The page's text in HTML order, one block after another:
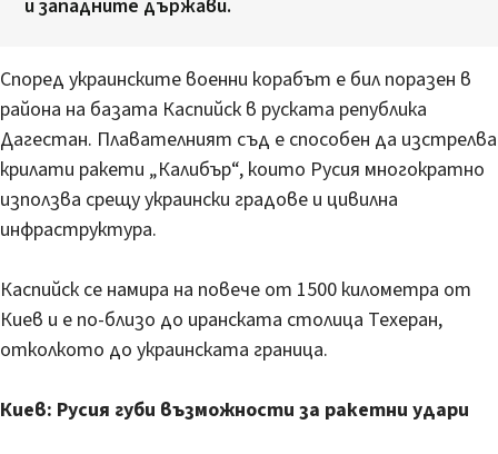
и западните държави.
Според украинските военни корабът е бил поразен в
района на базата Каспийск в руската република
Дагестан. Плавателният съд е способен да изстрелва
крилати ракети „Калибър“, които Русия многократно
използва срещу украински градове и цивилна
инфраструктура.
Каспийск се намира на повече от 1500 километра от
Киев и е по-близо до иранската столица Техеран,
отколкото до украинската граница.
Киев: Русия губи възможности за ракетни удари